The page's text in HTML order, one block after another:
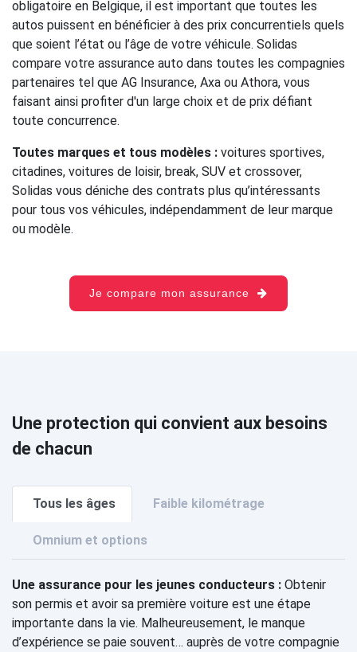
obligatoire en Belgique, il est important que toutes les
autos puissent en bénéficier à des prix concurrentiels quels
que soient l’état ou l’âge de votre véhicule. Solidas
compare votre assurance auto dans toutes les compagnies
partenaires tel que AG Insurance, Axa ou Athora, vous
faisant ainsi profiter d'un large choix et de prix défiant
toute concurrence.
Toutes marques et tous modèles : voitures sportives,
citadines, voitures de loisir, break, SUV et crossover,
Solidas vous déniche des contrats plus qu’intéressants
pour tous vos véhicules, indépendamment de leur marque
ou modèle.
Je compare mon assurance
Une protection qui convient aux besoins
de chacun
Tous les âges Faible kilométrage
Omnium et options
Une assurance pour les jeunes conducteurs : Obtenir
son permis et avoir sa première voiture est une étape
importante dans la vie. Malheureusement, le manque
d’expérience se paie souvent… auprès de votre compagnie